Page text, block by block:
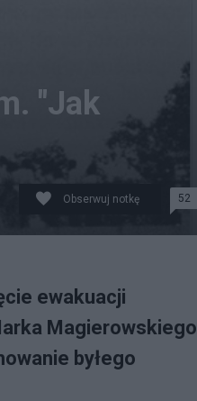
"Jak
Obserwuj notkę 52
ewakuacji
Magierowskiego
byłego